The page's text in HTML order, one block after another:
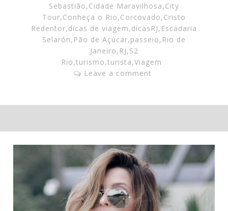
Sebastião,Cidade Maravilhosa,City
Tour,Conheça o Rio,Corcovado,Cristo
Redentor,dicas de viagem,dicasRJ, Escadaria
Selarón, Pão de Açúcar,passeio, Rio de
Janeiro, RJ,S2
Rio,turismo,turista,Viagem
Leave a comment